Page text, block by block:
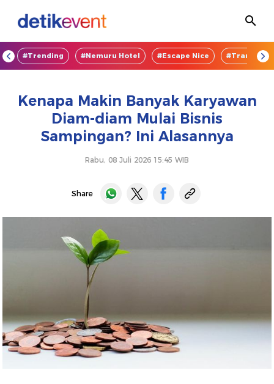
#Trending #Nemuru Hotel #Escape Nice
Kenapa Makin Banyak Karyawan
Diam-diam Mulai Bisnis
Sampingan? Ini Alasannya
Rabu, 08 Juli 2026 15:45 WIB
Share